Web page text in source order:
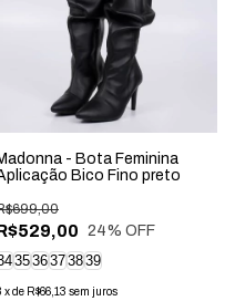
- Bota Feminina
Bico Fino preto
24% OFF
3536373839
xde R$66,13 sem juros